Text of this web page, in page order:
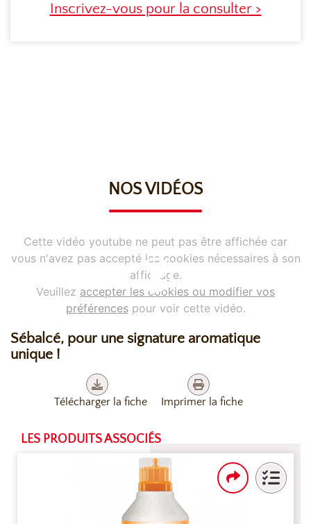
Inscrivez-vous pour la consulter >
NOS VIDÉOS
Cette vidéo youtube ne peut pas être affichée car
vous n'avez pas accepté les cookies nécessaires à son
affichage.
Veuillez accepter les cookies ou modifier vos
préférencespour voir cette vidéo.
Sébalcé, pour une signature aromatique
unique !
Télécharger la fiche Imprimer la fiche
LES PRODUITS ASSOCIÉS